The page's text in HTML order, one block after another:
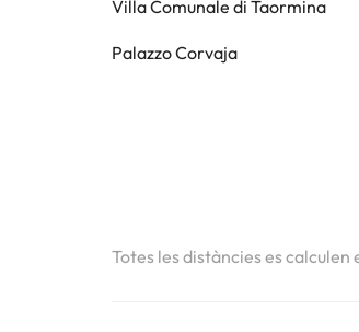
Villa Comunale di Taormina
Palazzo Corvaja
Totes les distàncies es